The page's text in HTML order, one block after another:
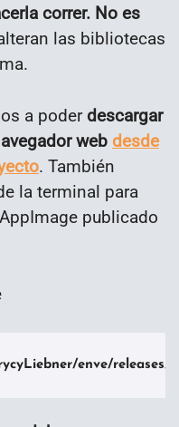
correr. No es
las bibliotecas
a poderdescargar
web desde
. También
la terminal para
publicado
enve/releases/